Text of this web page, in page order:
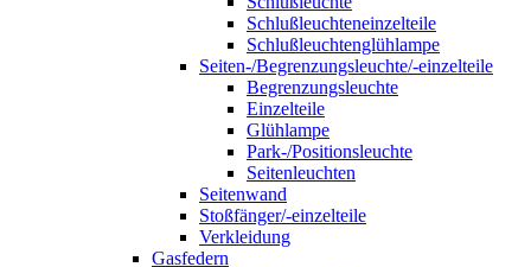
Schlußleuchteneinzelteile
Schlußleuchtenglühlampe
Seiten-/Begrenzungsleuchte/-einzelteile
Begrenzungsleuchte
Einzelteile
Glühlampe
Park-/Positionsleuchte
Seitenleuchten
Seitenwand
Stoßfänger/-einzelteile
Verkleidung
Gasfedern